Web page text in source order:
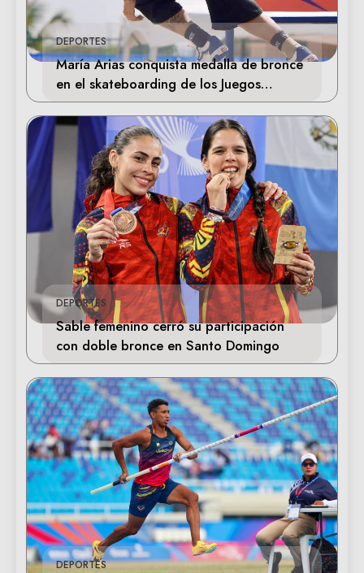
DEPORTES
María Arias conquista medalla de bronce
en el skateboarding de los Juegos
Centroamericanos
DEPORTES
Sable femenino cerró su participación
con doble bronce en Santo Domingo
DEPORTES